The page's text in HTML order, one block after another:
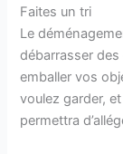
Faites un tri
Le
débarrasser
emballer vos
voulez garder,
permettra